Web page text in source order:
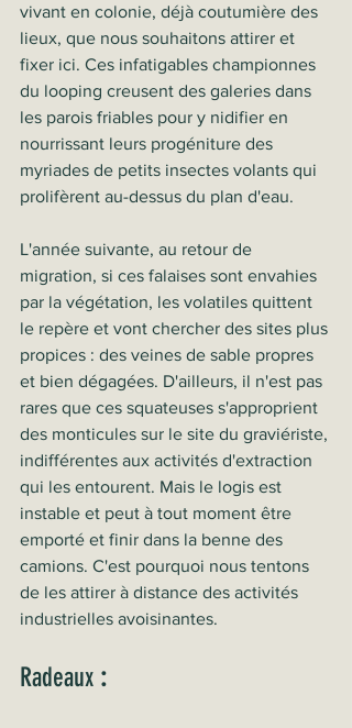
vivant en colonie, déjà coutumière des
lieux, que nous souhaitons attirer et
fixer ici. Ces infatigables championnes
du looping creusent des galeries dans
les parois friables pour y nidifier en
nourrissant leurs progéniture des
myriades de petits insectes volants qui
prolifèrent au-dessus du plan d'eau.
L'année suivante, au retour de
migration, si ces falaises sont envahies
par la végétation, les volatiles quittent
le repère et vont chercher des sites plus
propices : des veines de sable propres
et bien dégagées. D'ailleurs, il n'est pas
rares que ces squateuses s'approprient
des monticules sur le site du graviériste,
indifférentes aux activités d'extraction
qui les entourent. Mais le logis est
instable et peut à tout moment être
emporté et finir dans la benne des
camions. C'est pourquoi nous tentons
de les attirer à distance des activités
industrielles avoisinantes.
Radeaux :